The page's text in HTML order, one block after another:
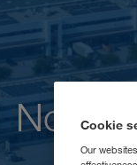
NousCookie
Our